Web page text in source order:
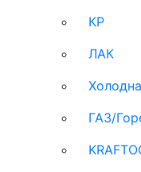
КР
ЛАК
ГАЗ/